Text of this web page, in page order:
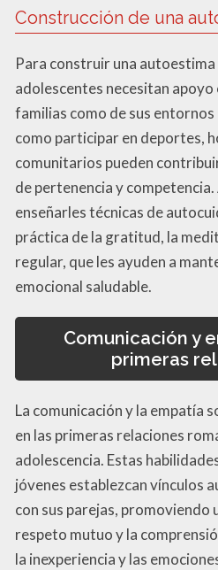
Construcción de una
Para construir una
adolescentes necesitan
familias como de sus
como participar en deportes,
comunitarios pueden
de pertenencia y
enseñarles técnicas de
práctica de la gratitud, la
regular, que les ayuden a
emocional saludable.
Comunicación y
primeras
La comunicación y la empatía
en las primeras relaciones
adolescencia. Estas
jóvenes establezcan vínculos
con sus parejas, promoviendo
respeto mutuo y la
la inexperiencia y las